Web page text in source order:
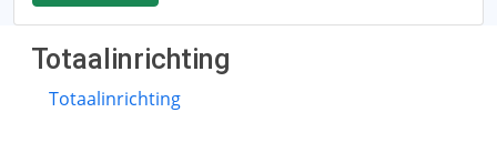
Totaalinrichting
Totaalinrichting